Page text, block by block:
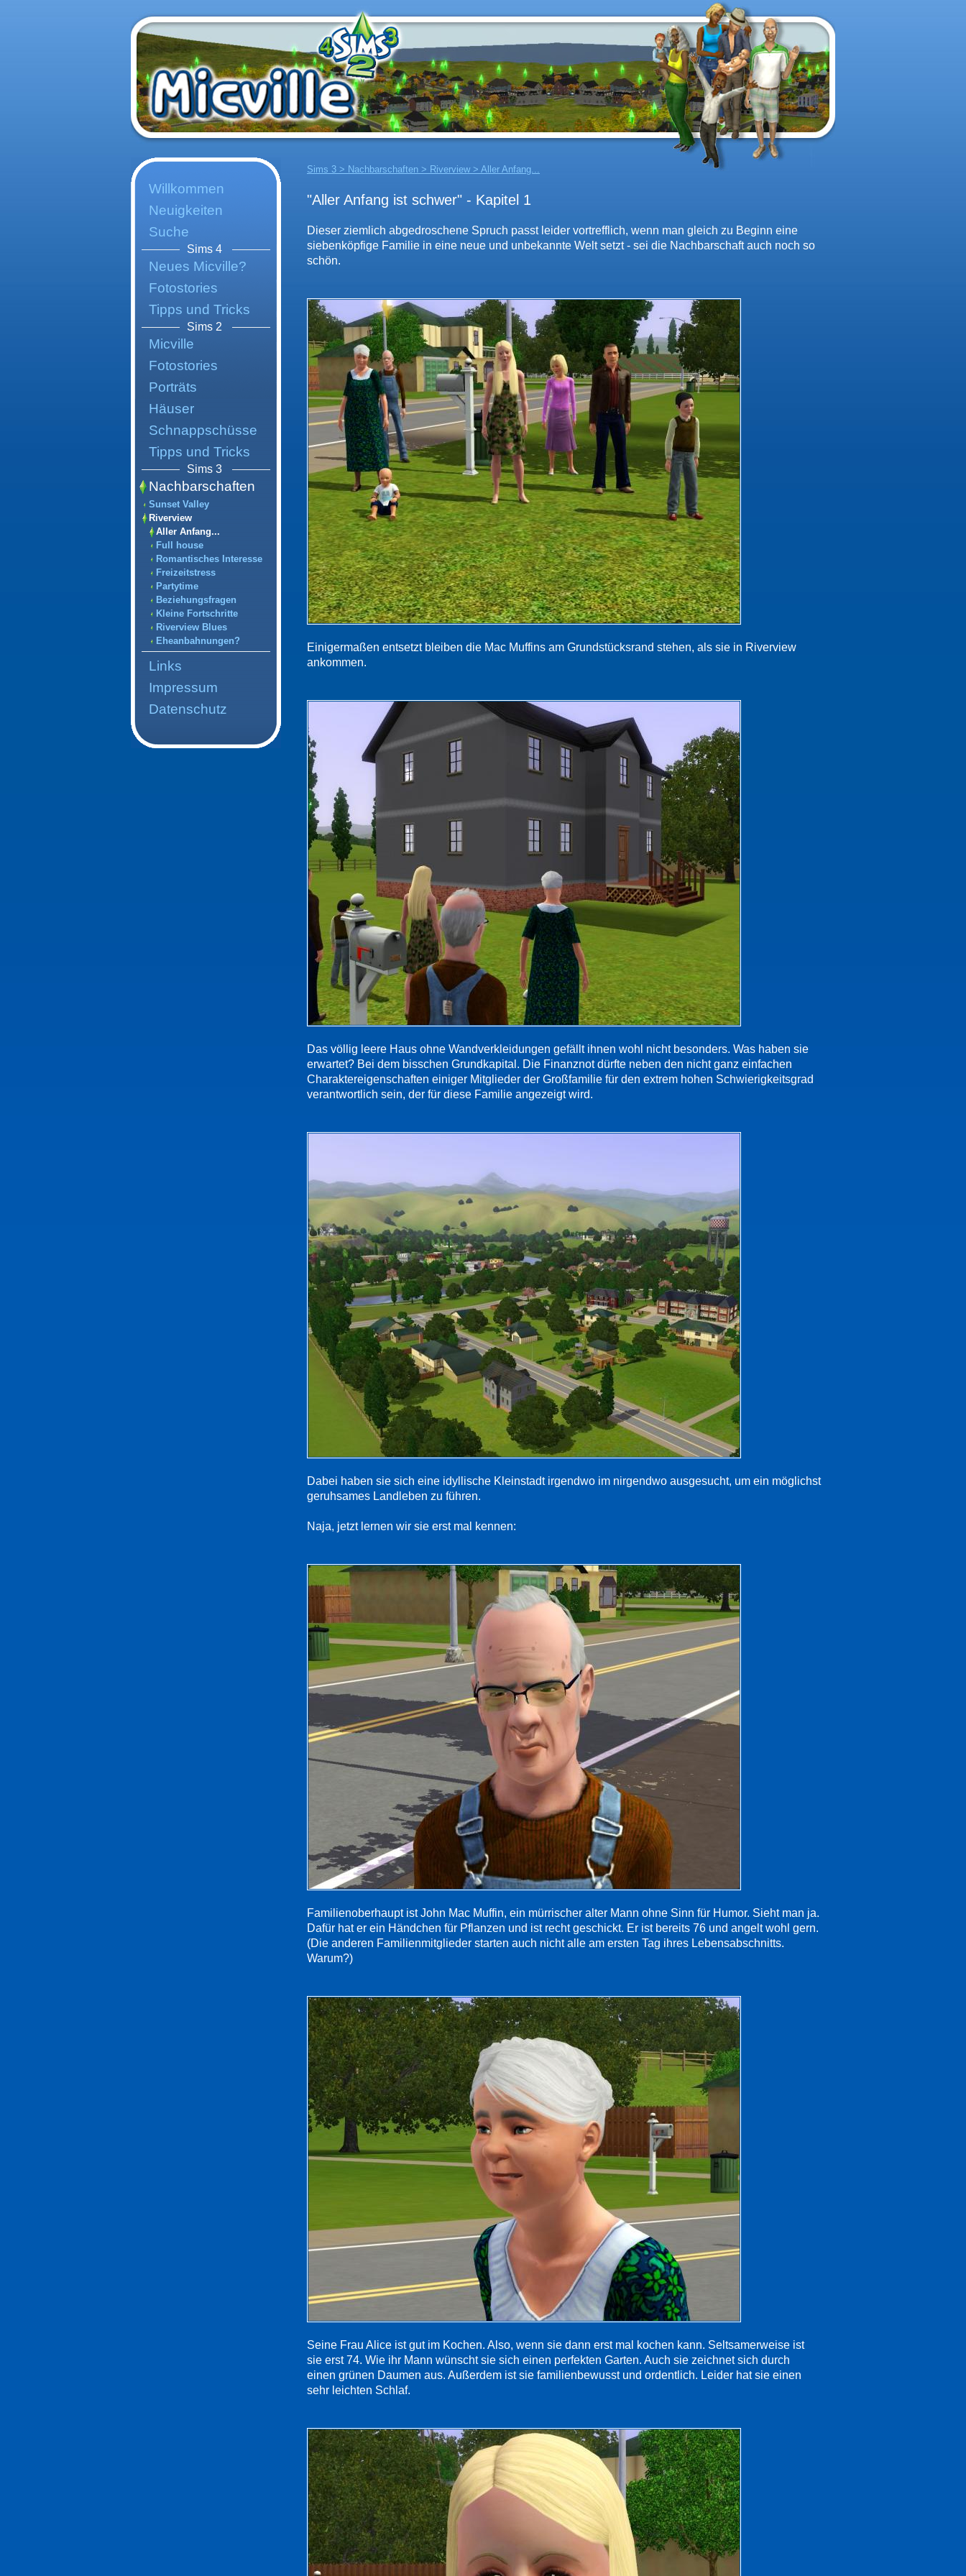
Sims 3 > Nachbarschaften > Riverview > Aller Anfang...
Willkommen
Neuigkeiten
Suche
Sims 4
Neues Micville?
Fotostories
Tipps und Tricks
Sims 2
Micville
Fotostories
Porträts
Häuser
Schnappschüsse
Tipps und Tricks
Sims 3
Nachbarschaften
Sunset Valley
Riverview
Aller Anfang...
Full house
Romantisches Interesse
Freizeitstress
Partytime
Beziehungsfragen
Kleine Fortschritte
Riverview Blues
Eheanbahnungen?
Links
Impressum
Datenschutz
"Aller Anfang ist schwer" - Kapitel 1
Dieser ziemlich abgedroschene Spruch passt leider vortrefflich, wenn man gleich zu Beginn eine
siebenköpfige Familie in eine neue und unbekannte Welt setzt - sei die Nachbarschaft auch noch so
schön.
Einigermaßen entsetzt bleiben die Mac Muffins am Grundstücksrand stehen, als sie in Riverview
ankommen.
Das völlig leere Haus ohne Wandverkleidungen gefällt ihnen wohl nicht besonders. Was haben sie
erwartet? Bei dem bisschen Grundkapital. Die Finanznot dürfte neben den nicht ganz einfachen
Charaktereigenschaften einiger Mitglieder der Großfamilie für den extrem hohen Schwierigkeitsgrad
verantwortlich sein, der für diese Familie angezeigt wird.
Dabei haben sie sich eine idyllische Kleinstadt irgendwo im nirgendwo ausgesucht, um ein möglichst
geruhsames Landleben zu führen.
Naja, jetzt lernen wir sie erst mal kennen:
Familienoberhaupt ist John Mac Muffin, ein mürrischer alter Mann ohne Sinn für Humor. Sieht man ja.
Dafür hat er ein Händchen für Pflanzen und ist recht geschickt. Er ist bereits 76 und angelt wohl gern.
(Die anderen Familienmitglieder starten auch nicht alle am ersten Tag ihres Lebensabschnitts.
Warum?)
Seine Frau Alice ist gut im Kochen. Also, wenn sie dann erst mal kochen kann. Seltsamerweise ist
sie erst 74. Wie ihr Mann wünscht sie sich einen perfekten Garten. Auch sie zeichnet sich durch
einen grünen Daumen aus. Außerdem ist sie familienbewusst und ordentlich. Leider hat sie einen
sehr leichten Schlaf.